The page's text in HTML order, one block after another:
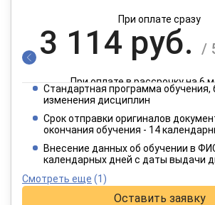
При оплате сразу
3 114 руб. /
При оплате в рассрочку на 6
1 557 руб.
При оплате в рассрочку на 12
Стандартная программа обучения,
изменения дисциплин
Срок отправки оригиналов
окончания обучения - 14
Внесение данных об обучении в
календарных дней с даты выдачи
Смотреть еще (1)
Оставить заявку